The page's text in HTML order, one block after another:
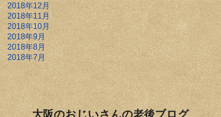
2018年12月
2018年11月
2018年10月
2018年9月
2018年8月
2018年7月
大阪のおじいさんの老後ブログ